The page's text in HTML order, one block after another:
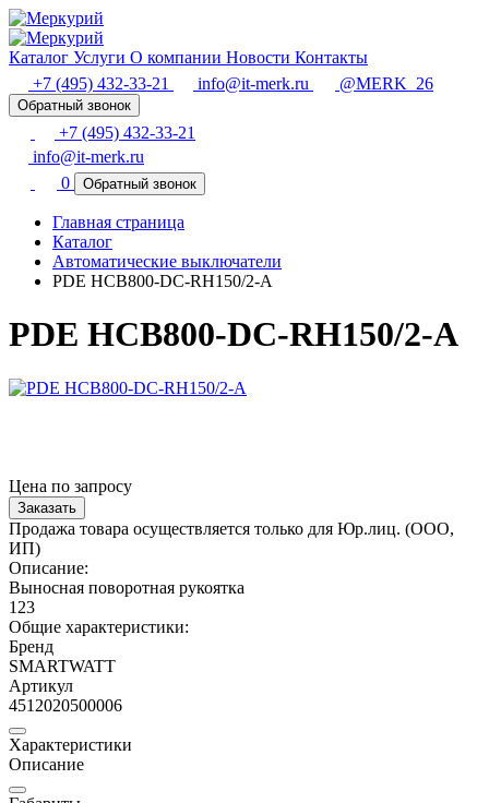
Каталог Услуги О компании Новости Контакты
+7 (495) 432-33-21
info@it-merk.ru @MERK_26
Обратный звонок
+7 (495) 432-33-21
info@it-merk.ru
0
Обратный звонок
Главная страница
Каталог
Автоматические выключатели
PDE HCB800-DC-RH150/2-A
PDE HCB800-DC-RH150/2-A
Цена по запросу
Заказать
Продажа товара осуществляется только для Юр.лиц. (ООО,
ИП)
Описание:
Выносная поворотная рукоятка
123
Общие характеристики:
Бренд
SMARTWATT
Артикул
4512020500006
Характеристики
Описание